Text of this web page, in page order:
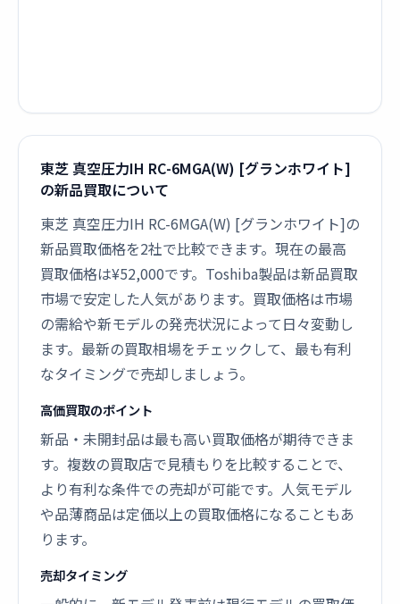
東芝 真空圧力IH RC-6MGA(W) [グランホワイト]
の新品買取について
東芝 真空圧力IH RC-6MGA(W) [グランホワイト]の
新品買取価格を2社で比較できます。現在の最高
買取価格は¥52,000です。Toshiba製品は新品買取
市場で安定した人気があります。買取価格は市場
の需給や新モデルの発売状況によって日々変動し
ます。最新の買取相場をチェックして、最も有利
なタイミングで売却しましょう。
高価買取のポイント
新品・未開封品は最も高い買取価格が期待できま
す。複数の買取店で見積もりを比較することで、
より有利な条件での売却が可能です。人気モデル
や品薄商品は定価以上の買取価格になることもあ
ります。
売却タイミング